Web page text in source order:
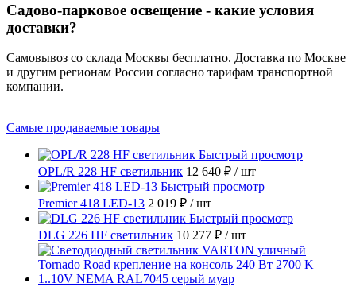
Садово-парковое освещение - какие условия
доставки?
Самовывоз со склада Москвы бесплатно. Доставка по Москве
и другим регионам России согласно тарифам транспортной
компании.
Самые продаваемые товары
Быстрый просмотр
OPL/R 228 HF светильник 12 640 ₽ / шт
Быстрый просмотр
Premier 418 LED-13 2 019 ₽ / шт
Быстрый просмотр
DLG 226 HF светильник 10 277 ₽ / шт